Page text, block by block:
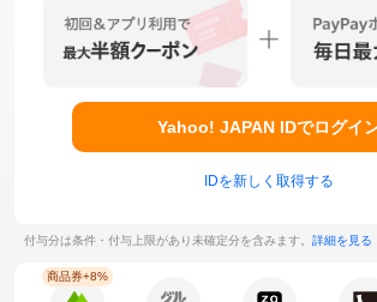
Yahoo! JAPAN IDでログイ
IDを新しく取得する
付与分は条件・付与上限があり未確定分を含みます。 詳細を見る
商品券+8%